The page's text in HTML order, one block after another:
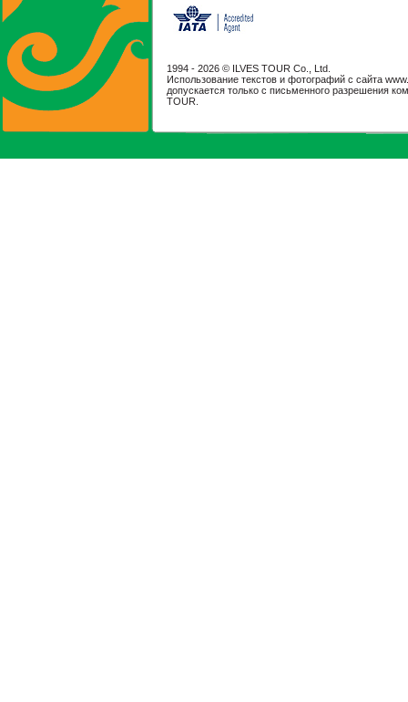
1994 - 2026 © ILVES TOUR Co., Ltd.
Использование текстов и фотографий с сайта
допускается только с письменного разрешения
TOUR.